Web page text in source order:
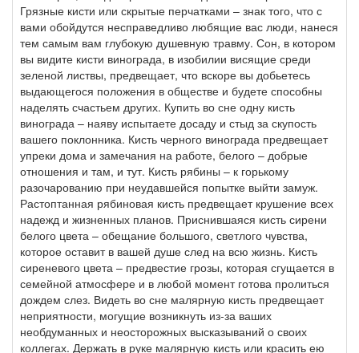
Грязные кисти или скрытые перчатками – знак того, что с
вами обойдутся несправедливо любящие вас люди, нанеся
тем самым вам глубокую душевную травму. Сон, в котором
вы видите кисти винограда, в изобилии висящие среди
зеленой листвы, предвещает, что вскоре вы добьетесь
выдающегося положения в обществе и будете способны
наделять счастьем других. Купить во сне одну кисть
винограда – наяву испытаете досаду и стыд за скупость
вашего поклонника. Кисть черного винограда предвещает
упреки дома и замечания на работе, белого – добрые
отношения и там, и тут. Кисть рябины – к горькому
разочарованию при неудавшейся попытке выйти замуж.
Растоптанная рябиновая кисть предвещает крушение всех
надежд и жизненных планов. Приснившаяся кисть сирени
белого цвета – обещание большого, светлого чувства,
которое оставит в вашей душе след на всю жизнь. Кисть
сиреневого цвета – предвестие грозы, которая сгущается в
семейной атмосфере и в любой момент готова пролиться
дождем слез. Видеть во сне малярную кисть предвещает
неприятности, могущие возникнуть из-за ваших
необдуманных и неосторожных высказываний о своих
коллегах. Держать в руке малярную кисть или красить ею